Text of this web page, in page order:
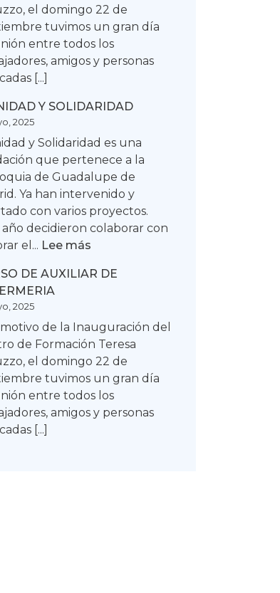
el domingo 22 de
tuvimos un gran día
entre todos los
amigos y personas
[...]
Y SOLIDARIDAD
2025
y Solidaridad es una
que pertenece a la
de Guadalupe de
Ya han intervenido y
con varios proyectos.
año decidieron colaborar con
el... Lee más:
Y
DE AUXILIAR DE
2025
de la Inauguración del
de Formación Teresa
el domingo 22 de
tuvimos un gran día
entre todos los
amigos y personas
[...]